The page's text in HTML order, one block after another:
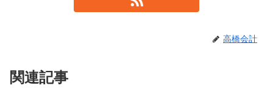
高橋会計
関連記事